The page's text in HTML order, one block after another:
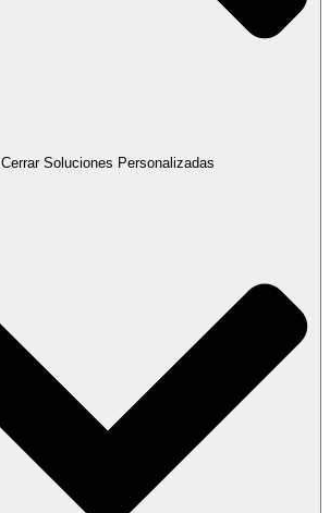
Cerrar Soluciones Personalizadas